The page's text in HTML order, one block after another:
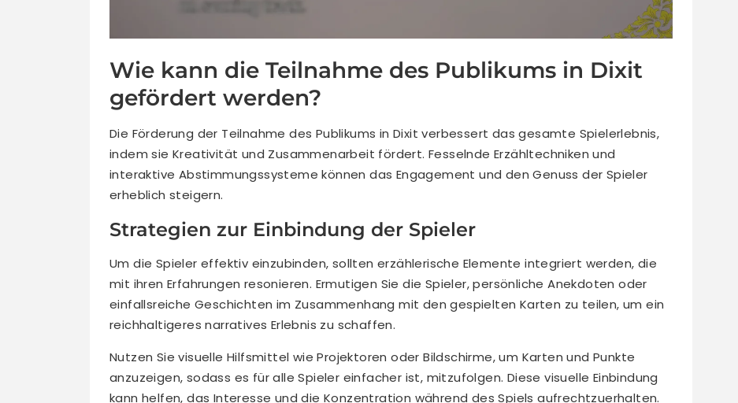
Wie kann die Teilnahme des Publikums in Dixit
gefördert werden?
Die Förderung der Teilnahme des Publikums in Dixit verbessert das gesamte Spielerlebnis,
indem sie Kreativität und Zusammenarbeit fördert. Fesselnde Erzähltechniken und
interaktive Abstimmungssysteme können das Engagement und den Genuss der Spieler
erheblich steigern.
Strategien zur Einbindung der Spieler
Um die Spieler effektiv einzubinden, sollten erzählerische Elemente integriert werden, die
mit ihren Erfahrungen resonieren. Ermutigen Sie die Spieler, persönliche Anekdoten oder
einfallsreiche Geschichten im Zusammenhang mit den gespielten Karten zu teilen, um ein
reichhaltigeres narratives Erlebnis zu schaffen.
Nutzen Sie visuelle Hilfsmittel wie Projektoren oder Bildschirme, um Karten und Punkte
anzuzeigen, sodass es für alle Spieler einfacher ist, mitzufolgen. Diese visuelle Einbindung
kann helfen, das Interesse und die Konzentration während des Spiels aufrechtzuerhalten.